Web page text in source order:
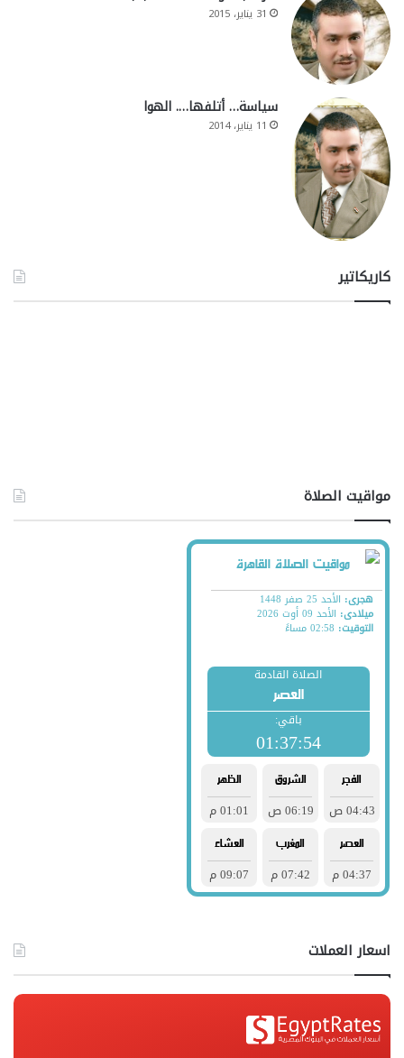
31 يناير، 2015
سياسة… أتلفها…. الهوا
11 يناير، 2014
كاريكاتير
مواقيت الصلاة
اسعار العملات